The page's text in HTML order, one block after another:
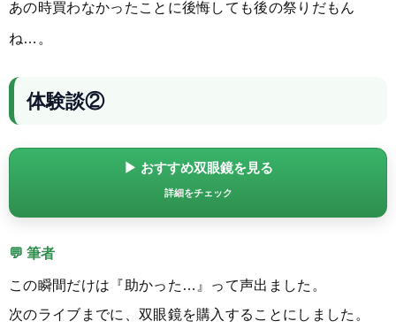
あの時買わなかったことに後悔しても後の祭りだもん
ね…。
体験談②
▶ おすすめ双眼鏡を見る
詳細をチェック
💬 筆者
この瞬間だけは『助かった…』って声出ました。
次のライブまでに、双眼鏡を購入することにしました。